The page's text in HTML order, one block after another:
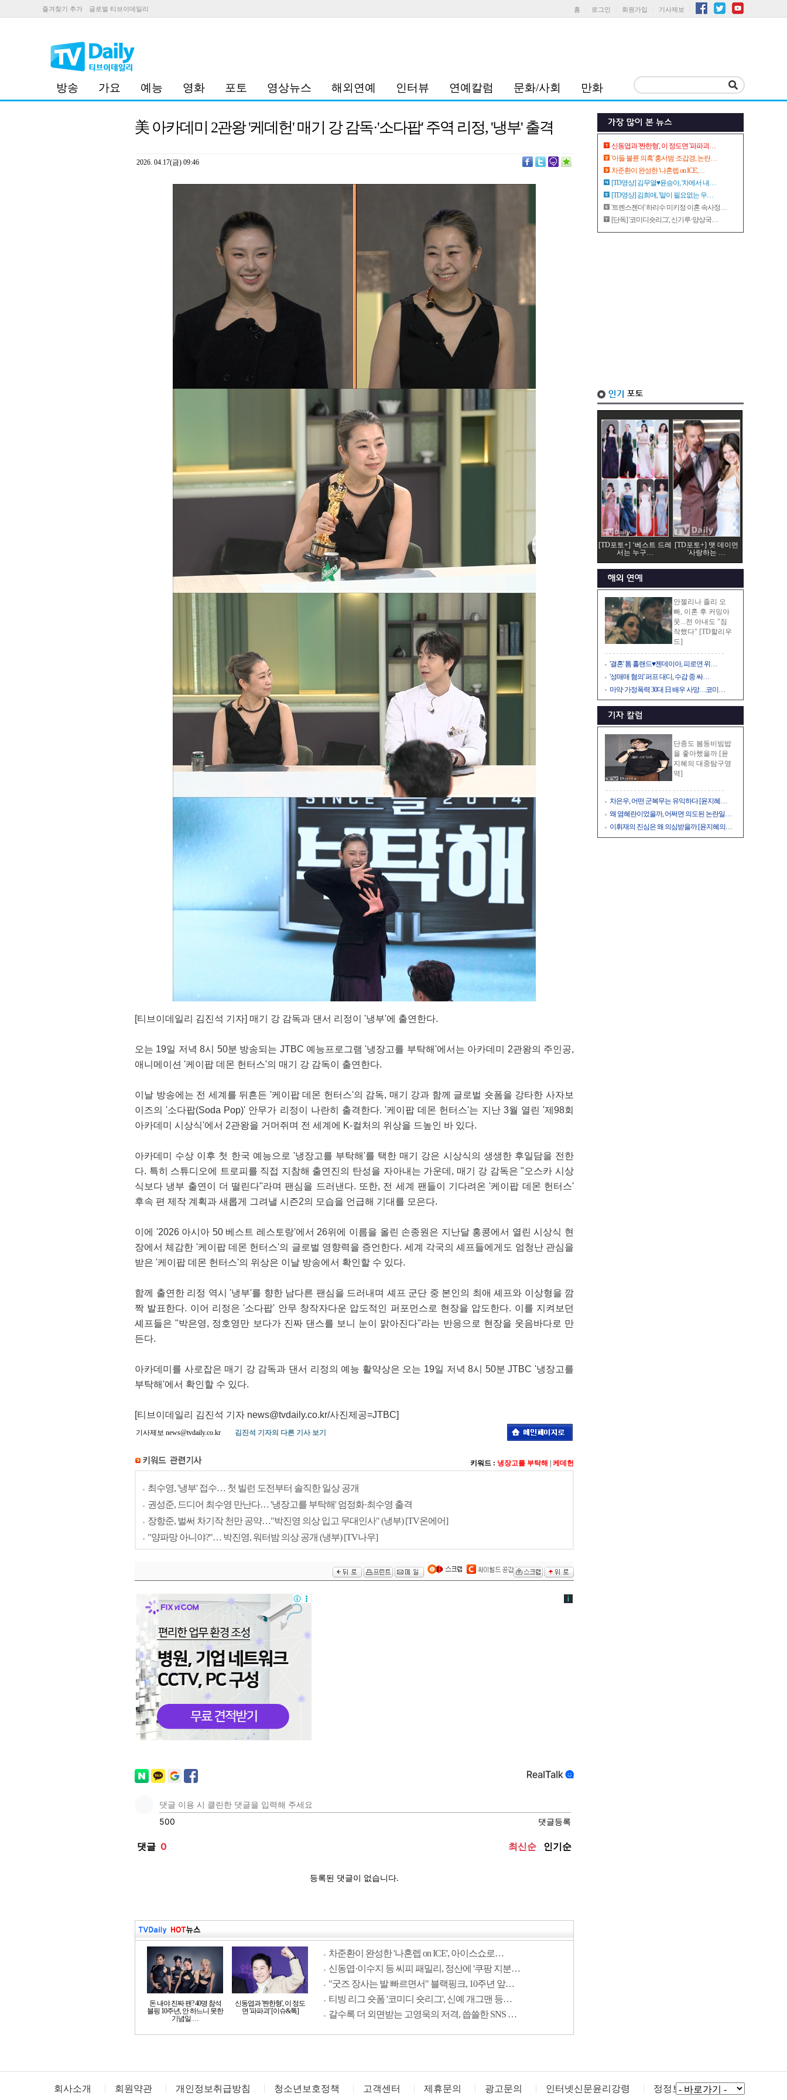
즐겨찾기 추가 글로벌 티브이데일리 홈 로그인 회원가입 기사제보
방송 가요 예능 영화 포토 영상뉴스 해외연예 인터뷰 연예칼럼 문화/사회 만화
美 아카데미 2관왕 '케데헌' 매기 강 감독·'소다팝' 주역 리정, '냉부' 출격
2026. 04.17(금) 09:46
[티브이데일리 김진석 기자] 매기 강 감독과 댄서 리정이 '냉부'에 출연한다.
오는 19일 저녁 8시 50분 방송되는 JTBC 예능프로그램 '냉장고를 부탁해'에서는 아카데미 2관왕의 주인공,
애니메이션 '케이팝 데몬 헌터스'의 매기 강 감독이 출연한다.
이날 방송에는 전 세계를 뒤흔든 '케이팝 데몬 헌터스'의 감독, 매기 강과 함께 글로벌 숏폼을 강타한 사자보
이즈의 '소다팝(Soda Pop)' 안무가 리정이 나란히 출격한다. '케이팝 데몬 헌터스'는 지난 3월 열린 '제98회
아카데미 시상식'에서 2관왕을 거머쥐며 전 세계에 K-컬처의 위상을 드높인 바 있다.
아카데미 수상 이후 첫 한국 예능으로 '냉장고를 부탁해'를 택한 매기 강은 시상식의 생생한 후일담을 전한
다. 특히 스튜디오에 트로피를 직접 지참해 출연진의 탄성을 자아내는 가운데, 매기 강 감독은 "오스카 시상
식보다 냉부 출연이 더 떨린다"라며 팬심을 드러낸다. 또한, 전 세계 팬들이 기다려온 '케이팝 데몬 헌터스'
후속 편 제작 계획과 새롭게 그려낼 시즌2의 모습을 언급해 기대를 모은다.
이에 '2026 아시아 50 베스트 레스토랑'에서 26위에 이름을 올린 손종원은 지난달 홍콩에서 열린 시상식 현
장에서 체감한 '케이팝 데몬 헌터스'의 글로벌 영향력을 증언한다. 세계 각국의 셰프들에게도 엄청난 관심을
받은 '케이팝 데몬 헌터스'의 위상은 이날 방송에서 확인할 수 있다.
함께 출연한 리정 역시 '냉부'를 향한 남다른 팬심을 드러내며 셰프 군단 중 본인의 최애 셰프와 이상형을 깜
짝 발표한다. 이어 리정은 '소다팝' 안무 창작자다운 압도적인 퍼포먼스로 현장을 압도한다. 이를 지켜보던
셰프들은 "박은영, 정호영만 보다가 진짜 댄스를 보니 눈이 맑아진다"라는 반응으로 현장을 웃음바다로 만
든다.
아카데미를 사로잡은 매기 강 감독과 댄서 리정의 예능 활약상은 오는 19일 저녁 8시 50분 JTBC '냉장고를
부탁해'에서 확인할 수 있다.
[티브이데일리 김진석 기자 news@tvdaily.co.kr/사진제공=JTBC]
기사제보 news@tvdaily.co.kr 김진석 기자의 다른 기사 보기
키워드 : 냉장고를 부탁해 케데헌
최수영, '냉부' 접수… 첫 빌런 도전부터 솔직한 일상 공개
권성준, 드디어 최수영 만난다… '냉장고를 부탁해' 엄정화·최수영 출격
장항준, 벌써 차기작 천만 공약…"박진영 의상 입고 무대인사" (냉부) [TV온에어]
"양파망 아니야?"… 박진영, 워터밤 의상 공개 (냉부) [TV나우]
돈 내야 진짜 팬? 40명 참석
블핑 10주년, 안 하느니 못한
기념일 …
신동엽과 '짠한형', 이 정도
면 '파파괴' [이슈&톡]
차준환이 완성한 '나혼렙 on ICE', 아이스쇼로…
신동엽·이수지 등 씨피 패밀리, 정산에 '쿠팡 지분…
"굿즈 장사는 발 빠르면서" 블랙핑크, 10주년 앞…
티빙 리그 숏폼 '코미디 숏리그', 신예 개그맨 등…
갈수록 더 외면받는 고영욱의 저격, 씁쓸한 SNS …
신동엽과 '짠한형', 이 정도면 '파파괴…
'아들 불륜 의혹' 홍서범·조갑경, 논란…
차준환이 완성한 '나혼렙 on ICE',…
[TD영상] 김무열♥윤승아, '차에서 내…
[TD영상] 김희애, '말이 필요없는 우…
'트렌스젠더' 하리수 미키정 이혼 속사정…
[단독] '코미디숏리그', 신기루·양상국…
[TD포토+] ‘베스트 드레
서는 누구…
[TD포토+] 맷 데이먼
'사랑하는 …
안젤리나 졸리 오
빠, 이혼 후 커밍아
웃...전 아내도 "짐
작했다" [TD할리우
드]
'결혼' 톰 홀랜드♥젠데이아, 피로연 위…
'성매매 혐의' 퍼프 대디, 수감 중 싸…
마약·가정폭력 30대 日 배우 사망…코미…
단종도 봄동비빔밥
을 좋아했을까 [윤
지혜의 대중탐구영
역]
차은우, 어떤 군복무는 유익하다 [윤지혜…
왜 염혜란이었을까, 어쩌면 의도된 논란일…
이휘재의 진심은 왜 의심받을까 [윤지혜의…
회사소개 회원약관 개인정보취급방침 청소년보호정책 고객센터 제휴문의 광고문의 인터넷신문윤리강령 정정보도